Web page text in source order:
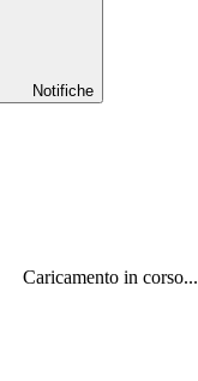
Notifiche
Caricamento in corso...